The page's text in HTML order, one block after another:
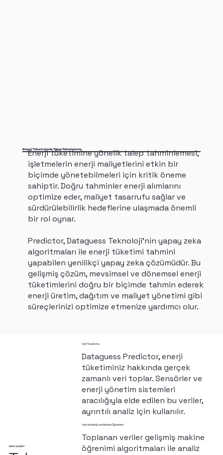
Enerji Tüketiminde Talep Tahminleme
Enerji tüketimine yönelik talep tahminlemesi,
işletmelerin enerji maliyetlerini etkin bir
biçimde yönetebilmeleri için kritik öneme
sahiptir. Doğru tahminler enerji alımlarını
optimize eder, maliyet tasarrufu sağlar ve
sürdürülebilirlik hedeflerine ulaşmada önemli
bir rol oynar.
Predictor, Dataguess Teknoloji'nin yapay zeka
algoritmaları ile enerji tüketimi tahmini
yapabilen yenilikçi yapay zeka çözümüdür. Bu
gelişmiş çözüm, mevsimsel ve dönemsel enerji
tüketimlerini doğru bir biçimde tahmin ederek
enerji üretim, dağıtım ve maliyet yönetimi gibi
süreçlerinizi optimize etmenize yardımcı olur.
Veri Toplama
Dataguess Predictor, enerji
tüketiminiz hakkında gerçek
zamanlı veri toplar. Sensörler ve
enerji yönetim sistemleri
aracılığıyla elde edilen bu veriler,
ayrıntılı analiz için kullanılır.
Veri Analitiği ve Makine Öğrenimi
Toplanan veriler gelişmiş makine
öğrenimi algoritmaları ile analiz
NASIL ÇALIŞIR?